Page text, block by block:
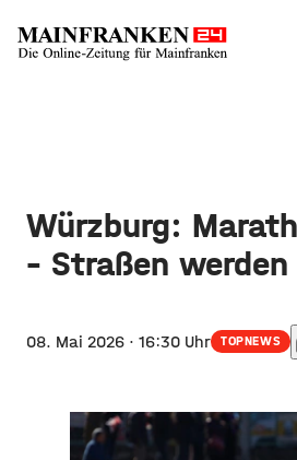
Würzburg:
– Straßen
08. Mai 2026 · 16:30 Uhr TOPNEWS